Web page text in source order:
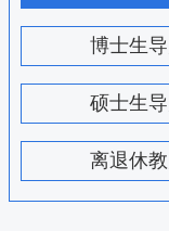
博士生
硕士生
离退休